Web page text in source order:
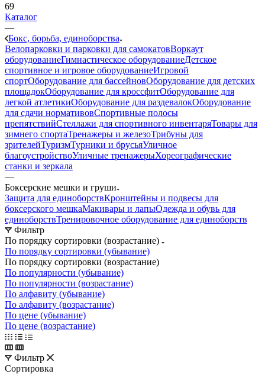
69
Каталог
—
Бокс, борьба, единоборства
Велопарковки и парковки для самокатовВоркаут
оборудованиеГимнастическое оборудованиеДетское
спортивное и игровое оборудованиеИгровой
спортОборудование для бассейновОборудование для детских
площадокОборудование для кроссфитОборудование для
легкой атлетикиОборудование для раздевалокОборудование
для сдачи нормативовСпортивные полосы
препятствийСтеллажи для спортивного инвентаряТовары для
зимнего спортаТренажеры и железоТрибуны для
зрителейТуризмТурники и брусьяУличное
благоустройствоУличные тренажерыХореографические
станки и зеркала
—
Боксерские мешки и груши
Защита для единоборствКронштейны и подвесы для
боксерского мешкаМакивары и лапыОдежда и обувь для
единоборствТренировочное оборудование для единоборств
Фильтр
По порядку сортировки (возрастание)
По порядку сортировки (убывание)
По порядку сортировки (возрастание)
По популярности (убывание)
По популярности (возрастание)
По алфавиту (убывание)
По алфавиту (возрастание)
По цене (убывание)
По цене (возрастание)
Фильтр
Сортировка